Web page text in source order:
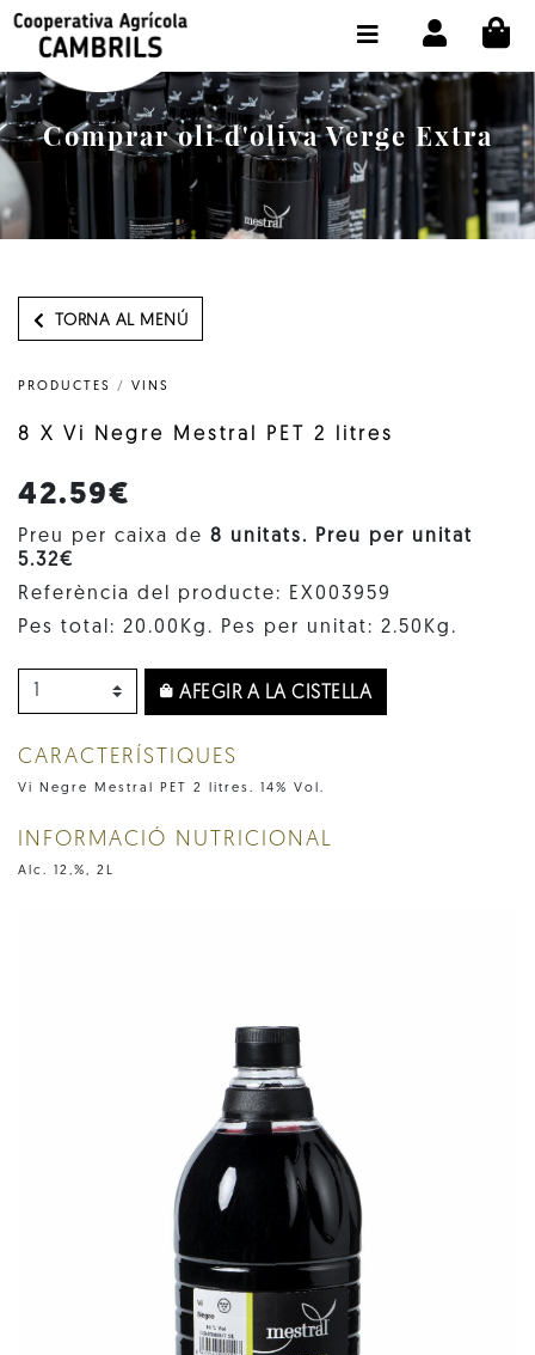
Comprar oli d'oliva Verge Extra
TORNA AL MENÚ
PRODUCTES / VINS
8 X Vi Negre Mestral PET 2 litres
42.59€
Preu per caixa de 8 unitats. Preu per unitat
5.32€
Referència del producte: EX003959
Pes total: 20.00Kg. Pes per unitat: 2.50Kg.
AFEGIR A LA CISTELLA
CARACTERÍSTIQUES
Vi Negre Mestral PET 2 litres. 14% Vol.
INFORMACIÓ NUTRICIONAL
Alc. 12,%, 2L
BOTIGA COMPRA ONLINE
LA COOPERATIVA
OLEOTOUR
PRODUCTES
EL NOSTRE OLI
SELECCIONAR IDIOMA: